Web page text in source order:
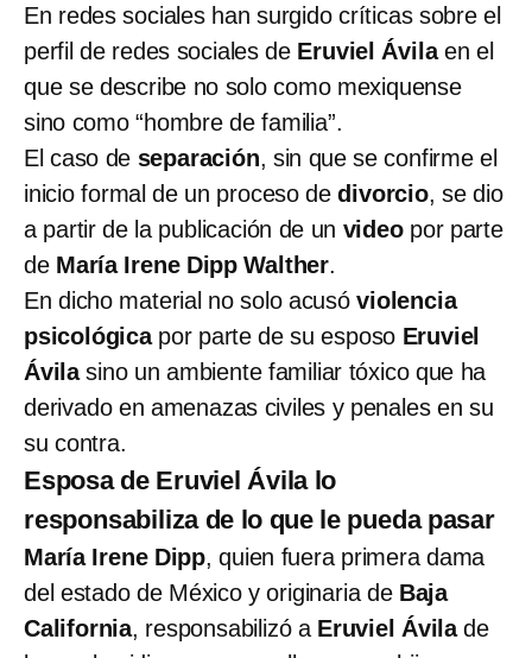
En redes sociales han surgido críticas sobre el
perfil de redes sociales de Eruviel Ávilaen el
que se describe no solo como mexiquense
sino como “hombre de familia”.
El caso de separación, sin que se confirme el
inicio formal de un proceso dedivorcio, se dio
a partir de la publicación de un videopor parte
de María Irene Dipp Walther.
En dicho material no solo acusóviolencia
psicológicapor parte de su esposo Eruviel
Ávilasino un ambiente familiar tóxico que ha
derivado en amenazas civiles y penales en su
su contra.
Esposa de Eruviel Ávila lo
responsabiliza de lo que le pueda pasar
María Irene Dipp, quien fuera primera dama
del estado de México y originaria deBaja
California, responsabilizó a Eruviel Ávilade